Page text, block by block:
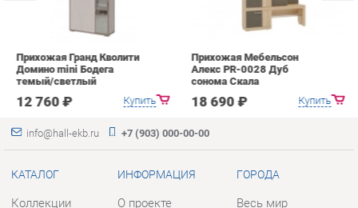
Коллекции
Комоды
Стулья
Тумбы
О проекте
Контакты
Доставка и Оплата
Политика
Гарантия
Весь мир